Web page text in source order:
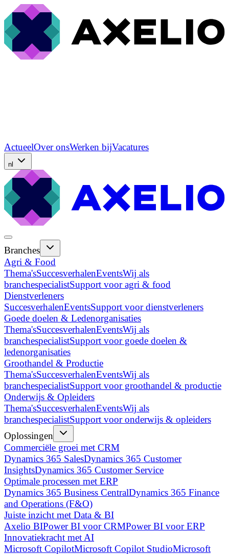
ActueelOver onsWerken bijVacatures
nl
Branches
Agri & Food
Thema'sSuccesverhalenEventsWij als
branchespecialistSupport voor agri & food
Dienstverleners
SuccesverhalenEventsSupport voor dienstverleners
Goede doelen & Ledenorganisaties
Thema'sSuccesverhalenEventsWij als
branchespecialistSupport voor goede doelen &
ledenorganisaties
Groothandel & Productie
Thema'sSuccesverhalenEventsWij als
branchespecialistSupport voor groothandel & productie
Onderwijs & Opleiders
Thema'sSuccesverhalenEventsWij als
branchespecialistSupport voor onderwijs & opleiders
Oplossingen
Commerciële groei met CRM
Dynamics 365 SalesDynamics 365 Customer
InsightsDynamics 365 Customer Service
Optimale processen met ERP
Dynamics 365 Business CentralDynamics 365 Finance
and Operations (F&O)
Juiste inzicht met Data & BI
Axelio BIPower BI voor CRMPower BI voor ERP
Innovatiekracht met AI
Microsoft CopilotMicrosoft Copilot StudioMicrosoft